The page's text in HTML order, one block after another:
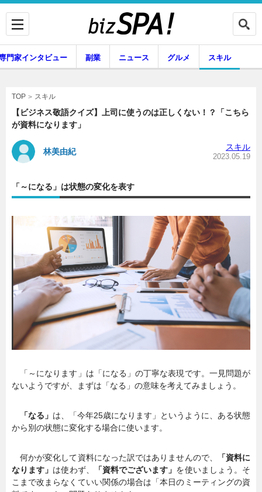
専門家インタビュー
副業
グルメ スキル
暮らし エンタメ
連載一覧
門家インタビュー 副業 ニュース グルメ スキル
TOP スキル
【ビジネス敬語クイズ】上司に使うのは正しくない！？「こちら
が資料になります」
林美由紀 スキル
2023.05.19
「～になる」は状態の変化を表す
「～になります」は「になる」の丁寧な表現です。一見問題が
ないようですが、まずは「なる」の意味を考えてみましょう。
「なる」 は、「今年25歳になります」というように、ある状態
から別の状態に変化する場合に使います。
何かが変化して資料になった訳ではありませんので、
「資料に
なります」 は使わず、 「資料でございます」 を使いましょう。そ
こまで改まらなくていい関係の場合は「本日のミーティングの資